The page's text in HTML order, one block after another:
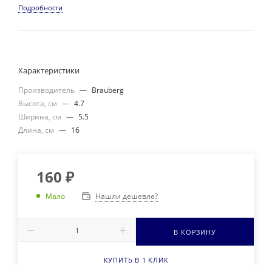
Подробности
Характеристики
Производитель — Brauberg
Высота, см — 4.7
Ширина, см — 5.5
Длина, см — 16
160 ₽
Мало Нашли дешевле?
В КОРЗИНУ
КУПИТЬ В 1 КЛИК